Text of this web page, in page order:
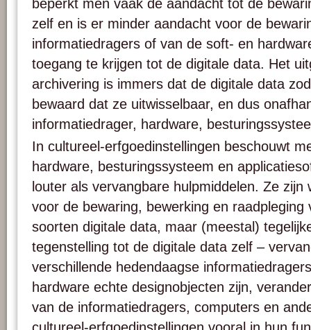
beperkt men vaak de aandacht tot de
zelf en is er minder aandacht voor de
informatiedragers of van de soft- en
toegang te krijgen tot de digitale data. Het
archivering is immers dat de digitale data
bewaard dat ze uitwisselbaar, en dus
informatiedrager, hardware,
In cultureel-erfgoedinstellingen beschouwt
hardware, besturingssysteem en
louter als vervangbare hulpmiddelen. Ze zijn
voor de bewaring, bewerking en raadpleging
soorten digitale data, maar (meestal)
tegenstelling tot de digitale data zelf –
verschillende hedendaagse
hardware echte designobjecten zijn,
van de informatiedragers, computers en